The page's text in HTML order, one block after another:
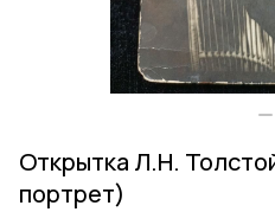
Открытка Л.Н.
портрет)